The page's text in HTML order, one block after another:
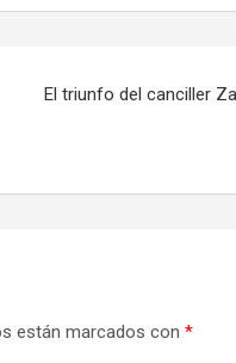
El triunfo del canciller
están marcados con *